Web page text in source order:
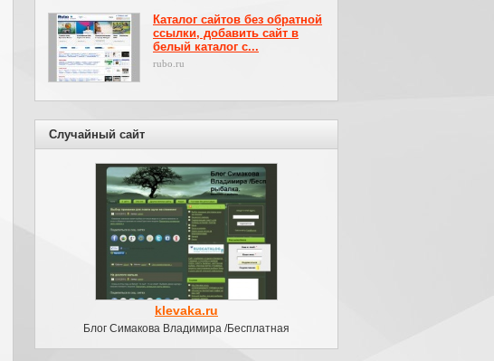
Каталог сайтов без обратной
ссылки, добавить сайт в
белый каталог с...
rubo.ru
Случайный сайт
klevaka.ru
Блог Симакова Владимира /Бесплатная